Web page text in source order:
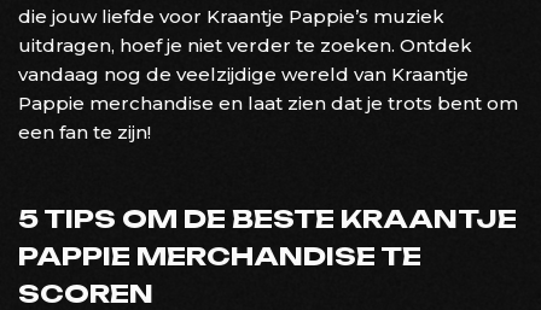
die jouw liefde voor Kraantje Pappie’s muziek
uitdragen, hoef je niet verder te zoeken. Ontdek
vandaag nog de veelzijdige wereld van Kraantje
Pappie merchandise en laat zien dat je trots bent om
een fan te zijn!
5 TIPS OM DE BESTE KRAANTJE
PAPPIE MERCHANDISE TE
SCOREN